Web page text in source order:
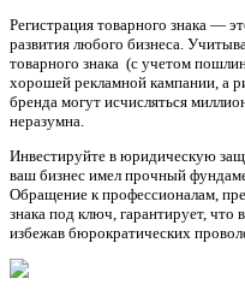
Регистрация товарного знака —
развития любого бизнеса.
товарного знака (с учетом
хорошей рекламной кампании, а
бренда могут исчисляться
неразумна.
Инвестируйте в юридическую
ваш бизнес имел прочный
Обращение к профессионалам,
знака под ключ, гарантирует, что
избежав бюрократических